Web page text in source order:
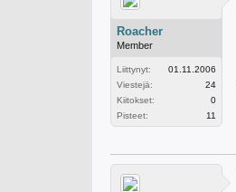
Roacher
Member
Liittynyt:
01.11.2006
Viestejä:
24
Kiitokset:
0
Pisteet:
11